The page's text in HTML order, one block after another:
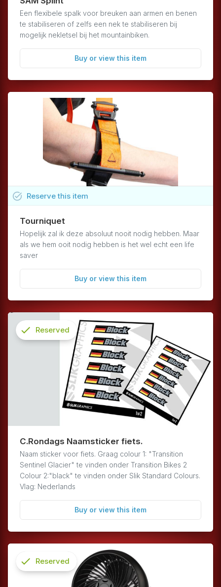
Een flexibele spalk voor breuken aan armen en benen
te stabiliseren of zelfs een nek te stabiliseren bij
mogelijk nekletsel bij het mountainbiken.
Buy or view this item
Tourniquet
Hopelijk zal ik deze absoluut nooit nodig hebben. Maar
als we hem ooit nodig hebben is het wel echt een life
saver
Buy or view this item
task_alt Reservethis item
C.Rondags Naamsticker fiets.
Naam sticker voor fiets. Graag colour 1: "Transition
Sentinel Glacier" te vinden onder Transition Bikes 2
Colour 2:"black" te vinden onder Slik Standard Colours.
Vlag: Nederlands
Buy or view this item
check
Reserved
check
Reserved